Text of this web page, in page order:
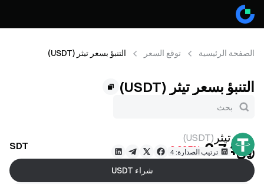
الصفحة الرئيسية توقع السعر التنبؤ بسعر تيثر (USDT)
التنبؤ بسعر تيثر (USDT)
تيثر (
USDT
)
ترتيب الصدارة: 4 USDT توقع السعر ﷼‎3.74 -0.025%
شراء USDT